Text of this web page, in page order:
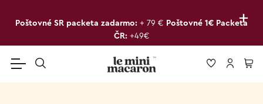
+
Poštovné SR packeta zadarmo: + 79 € Poštovné 1€ Packeta
ČR: +49€